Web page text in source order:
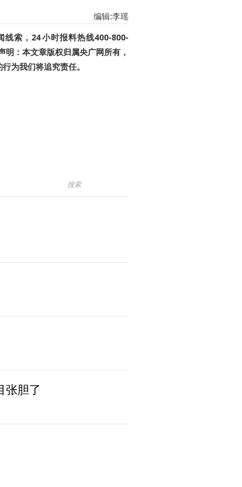
编辑:李瑶
线索，24小时报料热线400-800-
：本文章版权归属央广网所有，
为我们将追究责任。
张胆了